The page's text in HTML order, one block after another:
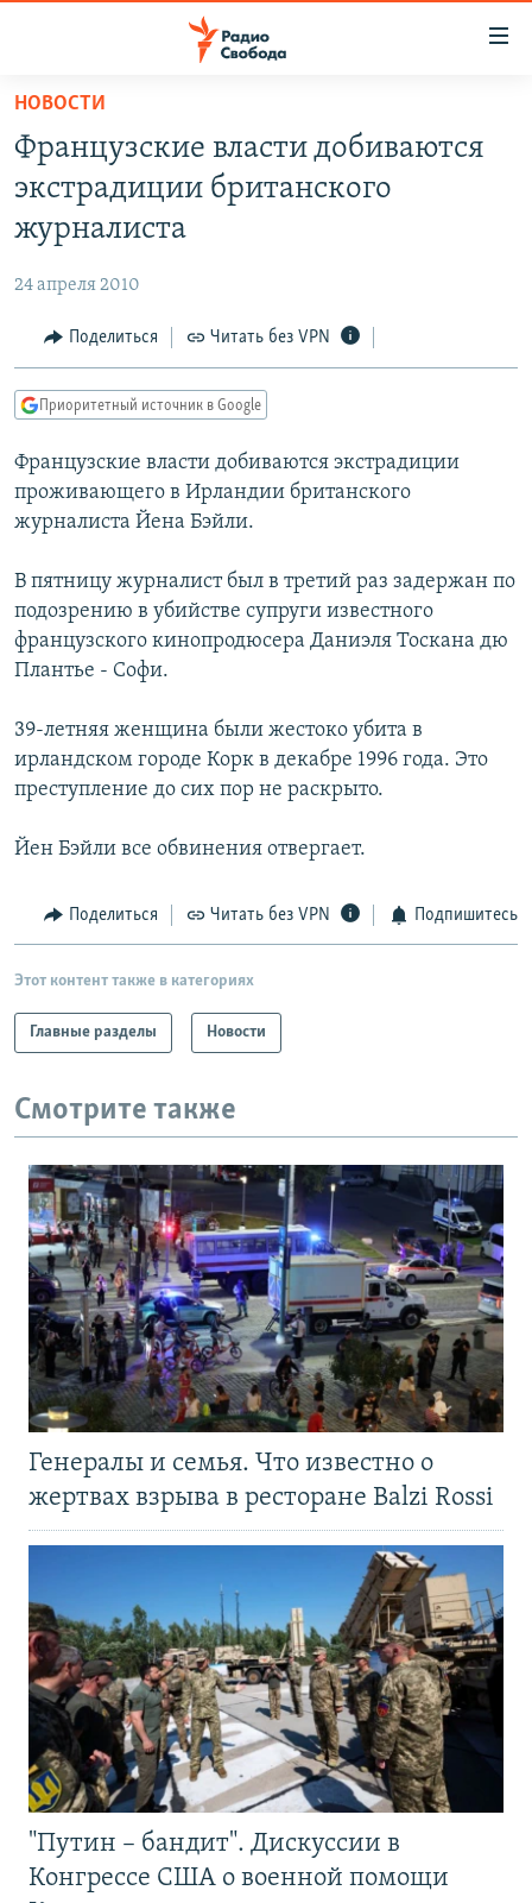
упрощенного
доступа
основному
Вернутся
Вернутся
поиску
ПОДКАСТЫ
АВТОРСКИЕ ПРОЕКТЫ
МНЕНИЯ
КУЛЬТУРА
КАВКАЗ.РЕАЛИИ
СЕВЕР.РЕАЛИИ
СИБИРЬ.РЕАЛИИ
ПОДПИШИТЕСЬ НА РАССЫЛКУ
СОЦИАЛЬНЫЕ СЕТИ
НОВОСТИ
Французские власти добиваются
экстрадиции британского
журналиста
24 апреля 2010
Поделиться Читать без VPN
Приоритетный источник в Google
Французские власти добиваются экстрадиции
проживающего в Ирландии британского
журналиста Йена Бэйли.
В пятницу журналист был в третий раз задержан по
подозрению в убийстве супруги известного
французского кинопродюсера Даниэля Тоскана дю
Плантье - Софи.
39-летняя женщина были жестоко убита в
ирландском городе Корк в декабре 1996 года. Это
преступление до сих пор не раскрыто.
Йен Бэйли все обвинения отвергает.
Поделиться Читать без VPN Подпишитесь
Этот контент также в категориях
Главные разделы Новости
Смотрите также
Генералы и семья. Что известно о
жертвах взрыва в ресторане Balzi Rossi
"Путин – бандит". Дискуссии в
Конгрессе США о военной помощи